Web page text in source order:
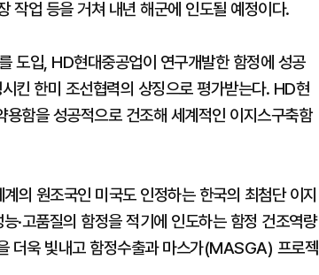
작업 등을 거쳐 내년 해군에 인도될 예정이다.
도입, HD현대중공업이 연구개발한 함정에 성공
킨 한미 조선협력의 상징으로 평가받는다. HD현
함을 성공적으로 건조해 세계적인 이지스구축함
의 원조국인 미국도 인정하는 한국의 최첨단 이지
·고품질의 함정을 적기에 인도하는 함정 건조역량
더욱 빛내고 함정수출과 마스가(MASGA) 프로젝